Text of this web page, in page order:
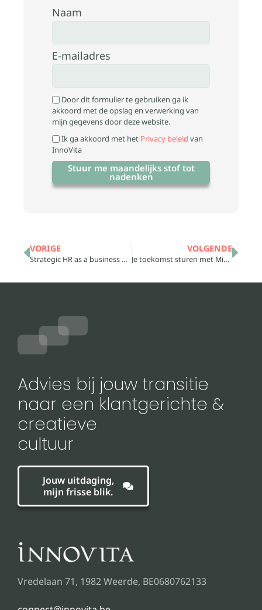
Naam
E-mailadres
Door dit formulier te gebruiken ga ik
akkoord met de opslag en verwerking van
mijn gegevens door deze website.
Ik ga akkoord met het Privacy beleid van
InnoVita
Stuur me maandelijks stof tot
nadenken
VORIGE
Strategic HR as a business accelerator
VOLGENDE
Je toekomst sturen met Missie & Visie:
Advies bij jouw transitie
naar een klantgerichte &
creatieve
cultuur
Jouw uitdaging,
mijn frisse blik.
Vredelaan 71, 1982 Weerde, BE0680762133